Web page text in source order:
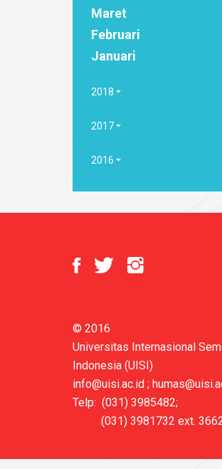
Maret
Februari
Januari
2018
2017
2016
© 2016
Universitas Internasional
Indonesia (UISI)
info@uisi.ac.id ;
Telp: (031) 3985482;
(031) 3981732 ext.